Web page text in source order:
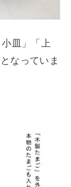
皿」「上
なっていま